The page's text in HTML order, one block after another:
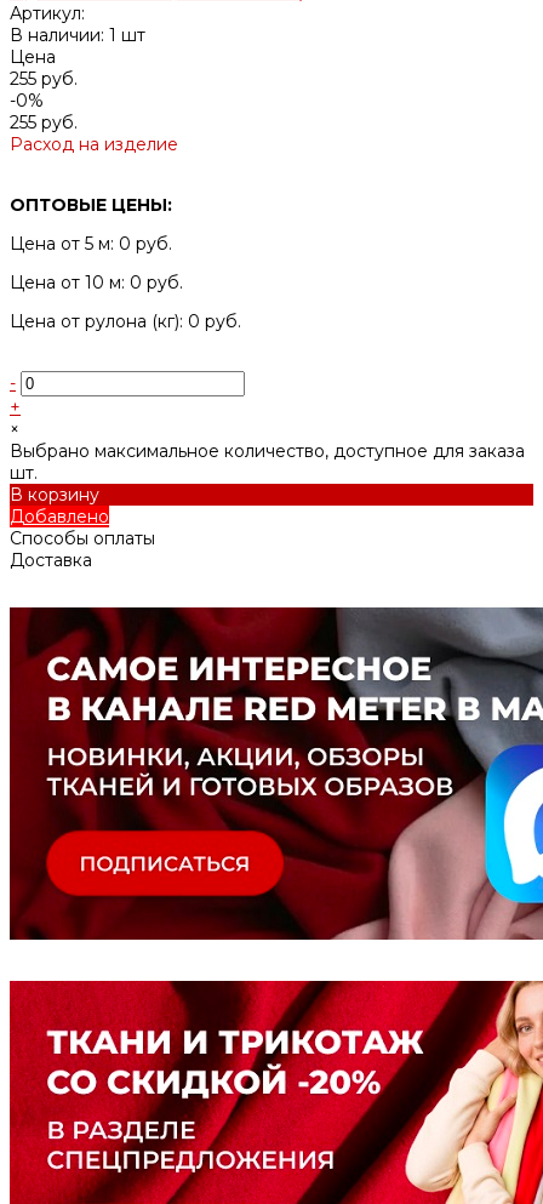
Артикул:
В наличии: 1 шт
Цена
255 руб.
-0%
255 руб.
Расход на изделие
ОПТОВЫЕ ЦЕНЫ:
Цена от 5 м: 0 руб.
Цена от 10 м: 0 руб.
Цена от рулона (кг): 0 руб.
-
+
×
Выбрано максимальное количество, доступное для заказа
шт.
В корзину
Добавлено
Способы оплаты
Доставка